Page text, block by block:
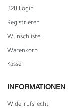
B2B Login
Registrieren
Wunschliste
Warenkorb
Kasse
INFORMATIONEN
Widerrufs­recht